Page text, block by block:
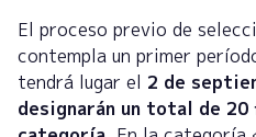
El proceso previo de
contempla un primer
tendrá lugar el 2 de
designarán un total de